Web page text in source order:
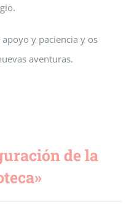
y paciencia y os
aventuras.
de la